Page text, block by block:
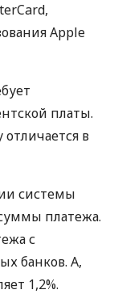
Apple
платы.
в
системы
платежа.
с
банков. А,
1,2%.